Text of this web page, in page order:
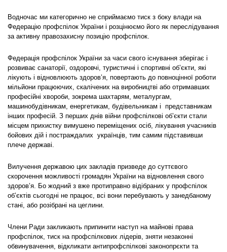
Водночас ми категорично не сприймаємо тиск з боку влади на
Федерацію профспілок України і розцінюємо його як переслідування
за активну правозахисну позицію профспілок.
Федерація профспілок України за часи свого існування зберігає і
розвиває санаторії, оздоровчі, туристичні і спортивні об’єкти, які
лікують і відновлюють здоров’я, повертають до повноцінної роботи
мільйони працюючих, скалічених на виробництві або отримавших
професійні хвороби, зокрема шахтарям, металургам,
машинобудівникам, енергетикам, будівельникам і представникам
інших професій. З перших днів війни профспілкові об’єкти стали
місцем прихистку вимушено переміщених осіб, лікування учасників
бойових дій і постраждалих українців, тим самим підставивши
плече державі.
Вилучення державою цих закладів призведе до суттєвого
скорочення можливості громадян України на відновлення свого
здоров’я. Бо жодний з вже протиправно відібраних у профспілок
об’єктів сьогодні не працює, всі вони перебувають у занедбаному
стані, або розібрані на цеглини.
Члени Ради закликають припинити наступ на майнові права
профспілок, тиск на профспілкових лідерів, зняти незаконні
обвинувачення, відкликати антипрофспілкові законопрєкти та